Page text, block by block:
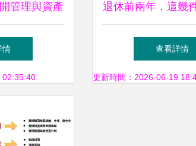
管理與資產
探析
情
02:35:40
退休前兩年，這幾
別做！無論退休金
牢記
查看詳情
更新時間：2026-06-19